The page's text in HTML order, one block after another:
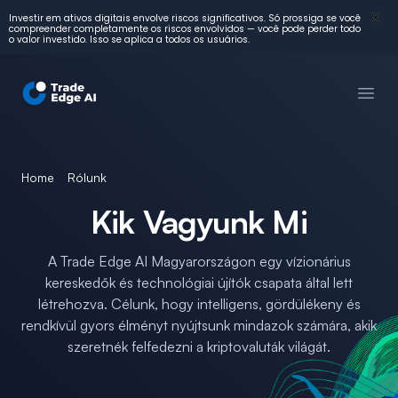
Trade Edge AI Magyarország
Home Rólunk
Kik Vagyunk Mi
A Trade Edge AI Magyarországon egy vízionárius
kereskedők és technológiai újítók csapata által lett
létrehozva. Célunk, hogy intelligens, gördülékeny és
rendkívül gyors élményt nyújtsunk mindazok számára, akik
szeretnék felfedezni a kriptovaluták világát.
Investir em ativos digitais envolve riscos significativos. Só prossiga se você
compreender completamente os riscos envolvidos — você pode perder todo
o valor investido. Isso se aplica a todos os usuários.
X